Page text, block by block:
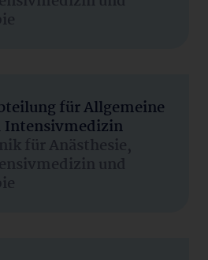
für Allgemeine
Intensivmedizin
für Anästhesie,
und